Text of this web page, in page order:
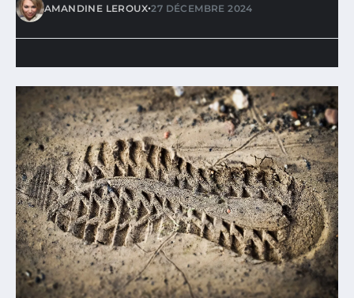
AMANDINE LEROUX•27 DÉCEMBRE 2024